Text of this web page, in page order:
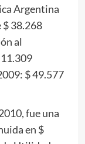
Argentina
38.268
al
$ 49.577
fue una
en $